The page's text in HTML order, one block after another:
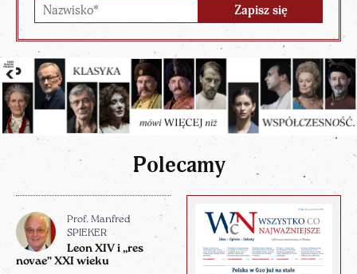
Polecamy
Prof. Manfred
SPIEKER
Leon XIV i „res
novae” XXI wieku